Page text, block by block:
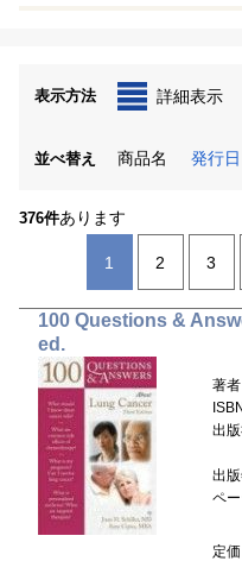
表示方法 詳細表示
並べ替え 商品名 発行日
376件あります
1 2 3
100 Questions &
ed.
著者
ISBN
出
出
ペ
定